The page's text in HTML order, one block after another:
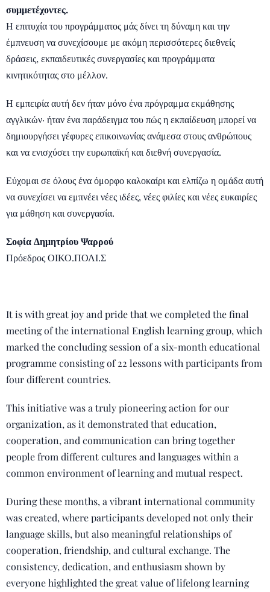
συμμετέχοντες.
Η επιτυχία του προγράμματος μάς δίνει τη δύναμη και την
έμπνευση να συνεχίσουμε με ακόμη περισσότερες διεθνείς
δράσεις, εκπαιδευτικές συνεργασίες και προγράμματα
κινητικότητας στο μέλλον.
Η εμπειρία αυτή δεν ήταν μόνο ένα πρόγραμμα εκμάθησης
αγγλικών· ήταν ένα παράδειγμα του πώς η εκπαίδευση μπορεί να
δημιουργήσει γέφυρες επικοινωνίας ανάμεσα στους ανθρώπους
και να ενισχύσει την ευρωπαϊκή και διεθνή συνεργασία.
Εύχομαι σε όλους ένα όμορφο καλοκαίρι και ελπίζω η ομάδα αυτή
να συνεχίσει να εμπνέει νέες ιδέες, νέες φιλίες και νέες ευκαιρίες
για μάθηση και συνεργασία.
Σοφία Δημητρίου Ψαρρού
Πρόεδρος ΟΙΚΟ.ΠΟΛΙ.Σ
It is with great joy and pride that we completed the final
meeting of the international English learning group, which
marked the concluding session of a six-month educational
programme consisting of 22 lessons with participants from
four different countries.
This initiative was a truly pioneering action for our
organization, as it demonstrated that education,
cooperation, and communication can bring together
people from different cultures and languages within a
common environment of learning and mutual respect.
During these months, a vibrant international community
was created, where participants developed not only their
language skills, but also meaningful relationships of
cooperation, friendship, and cultural exchange. The
consistency, dedication, and enthusiasm shown by
everyone highlighted the great value of lifelong learning